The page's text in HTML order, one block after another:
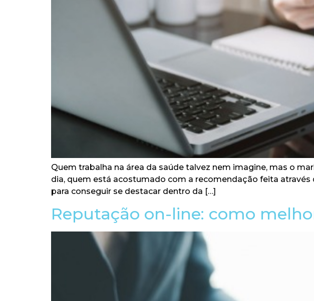
Quem trabalha na área da saúde talvez nem imagine, mas o
dia, quem está acostumado com a recomendação feita
para conseguir se destacar dentro da […]
Reputação on-line: como